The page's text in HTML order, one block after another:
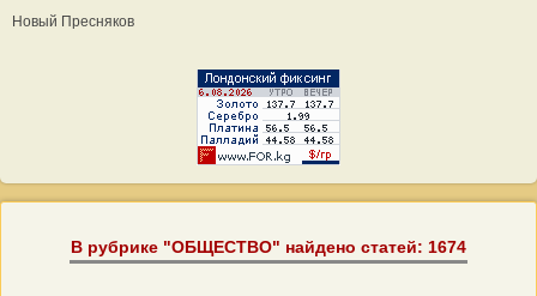
Новый Пресняков
В рубрике "ОБЩЕСТВО" найдено статей: 1674